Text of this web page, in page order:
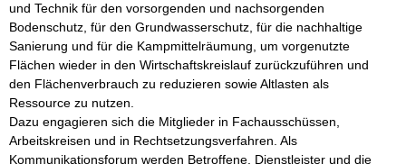
und Technik für den vorsorgenden und nachsorgenden
Bodenschutz, für den Grundwasserschutz, für die nachhaltige
Sanierung und für die Kampmittelräumung, um vorgenutzte
Flächen wieder in den Wirtschaftskreislauf zurückzuführen und
den Flächenverbrauch zu reduzieren sowie Altlasten als
Ressource zu nutzen.
Dazu engagieren sich die Mitglieder in Fachausschüssen,
Arbeitskreisen und in Rechtsetzungsverfahren. Als
Kommunikationsforum werden Betroffene, Dienstleister und die